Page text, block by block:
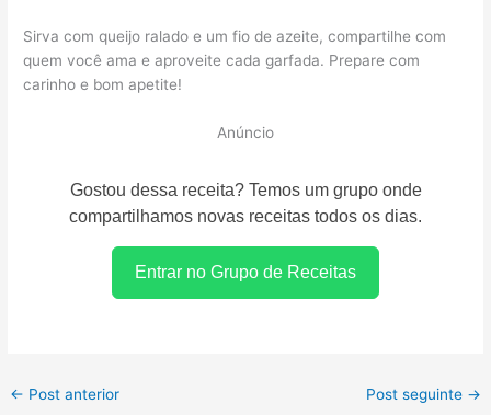
Sirva com queijo ralado e um fio de azeite, compartilhe com
quem você ama e aproveite cada garfada. Prepare com
carinho e bom apetite!
Anúncio
Gostou dessa receita? Temos um grupo onde
compartilhamos novas receitas todos os dias.
Entrar no Grupo de Receitas
← Post anterior Post seguinte →